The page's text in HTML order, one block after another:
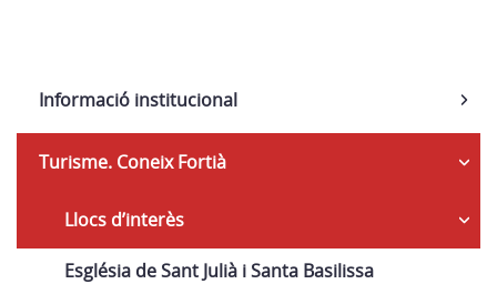
Navega
Informació institucional
Turisme. Coneix Fortià
Llocs d’interès
Església de Sant Julià i Santa Basilissa